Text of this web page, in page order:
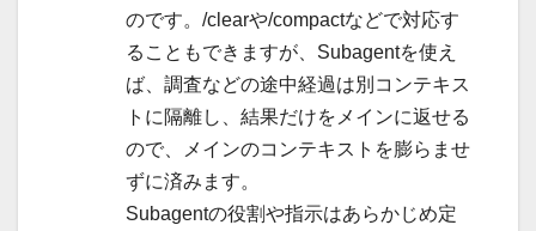
のです。/clearや/compactなどで対応す
ることもできますが、Subagentを使え
ば、調査などの途中経過は別コンテキス
トに隔離し、結果だけをメインに返せる
ので、メインのコンテキストを膨らませ
ずに済みます。
Subagentの役割や指示はあらかじめ定